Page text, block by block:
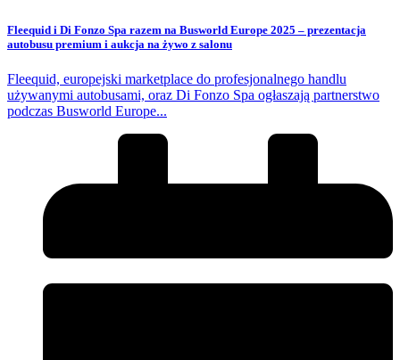
Fleequid i Di Fonzo Spa razem na Busworld Europe 2025 – prezentacja
autobusu premium i aukcja na żywo z salonu
Fleequid, europejski marketplace do profesjonalnego handlu
używanymi autobusami, oraz Di Fonzo Spa ogłaszają partnerstwo
podczas Busworld Europe...